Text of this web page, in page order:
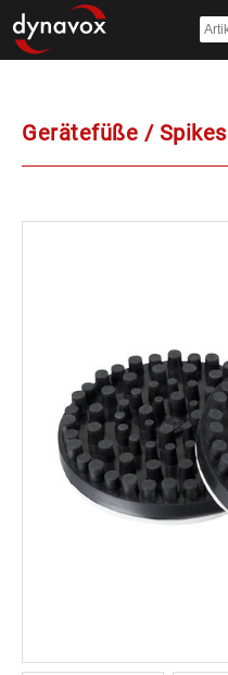
Gerätefüße / Spikes